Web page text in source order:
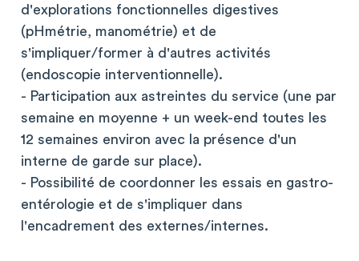
d'explorations fonctionnelles digestives
(pHmétrie, manométrie) et de
s'impliquer/former à d'autres activités
(endoscopie interventionnelle).
- Participation aux astreintes du service (une par
semaine en moyenne + un week-end toutes les
12 semaines environ avec la présence d'un
interne de garde sur place).
- Possibilité de coordonner les essais en gastro-
entérologie et de s'impliquer dans
l'encadrement des externes/internes.